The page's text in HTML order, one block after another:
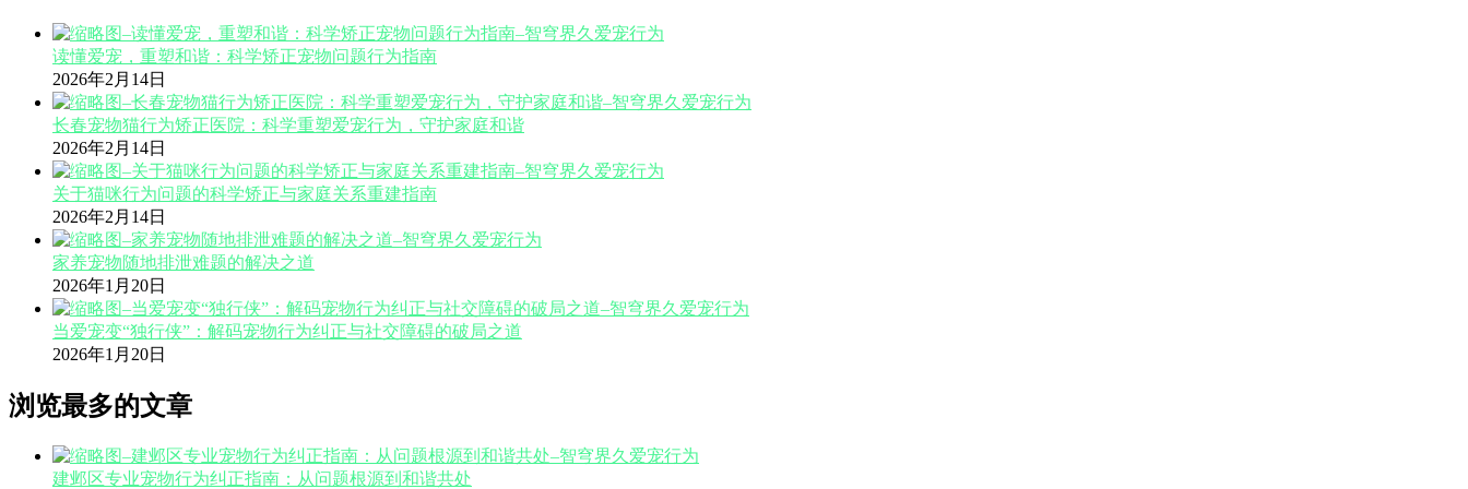
读懂爱宠，重塑和谐：科学矫正宠物问题行为指南
2026年2月14日
长春宠物猫行为矫正医院：科学重塑爱宠行为，守护家庭和谐
2026年2月14日
关于猫咪行为问题的科学矫正与家庭关系重建指南
2026年2月14日
家养宠物随地排泄难题的解决之道
2026年1月20日
当爱宠变“独行侠”：解码宠物行为纠正与社交障碍的破局之道
2026年1月20日
浏览最多的文章
建邺区专业宠物行为纠正指南：从问题根源到和谐共处